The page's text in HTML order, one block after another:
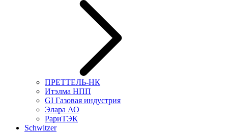
ПРЕТТЕЛЬ-НК
Итэлма НПП
GI Газовая индустрия
Элара АО
РариТЭК
Schwitzer